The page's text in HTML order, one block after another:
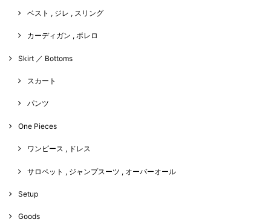
ベスト , ジレ , スリング
カーディガン , ボレロ
Skirt ／ Bottoms
スカート
パンツ
One Pieces
ワンピース , ドレス
サロペット , ジャンプスーツ , オーバーオール
Setup
Goods